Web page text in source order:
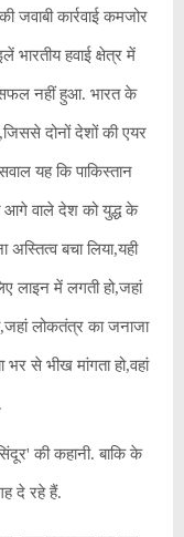
जवाबी कार्रवाई कमजोर
हवाई क्षेत्र में
नहीं हुआ. भारत के
दोनों देशों की एयर
यह कि पाकिस्तान
आगे वाले देश को युद्ध के
बचा लिया,यही
लाइन में लगती हो,जहां
लोकतंत्र का जनाजा
से भीख मांगता हो,वहां
की कहानी. बाकि के
दे रहे हैं.